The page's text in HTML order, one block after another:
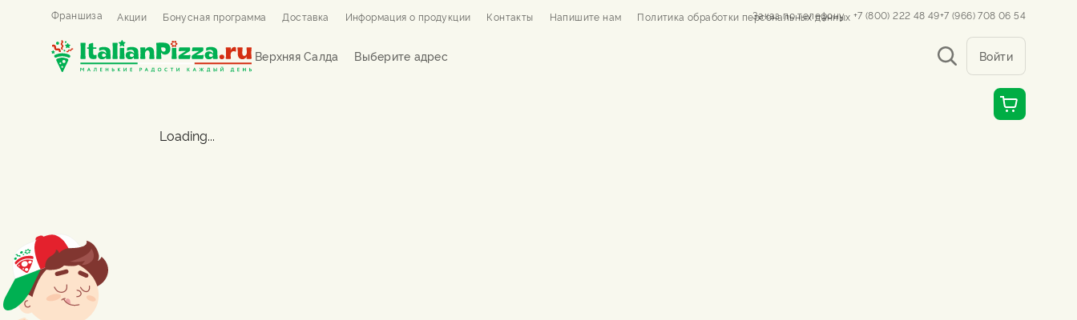
Франшиза Акции Бонусная программа Доставка Информация о продукции Контакты Напишите нам Политика обработки персональных данных
Заказ по телефону +7 (800) 222 48 49+7 (966) 708 06 54
Верхняя Салда Выберите адрес Войти
Loading...